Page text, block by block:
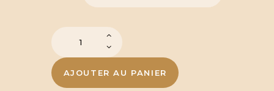
quantité
de
Chemise
ArvidAJOUTER AU PANIER